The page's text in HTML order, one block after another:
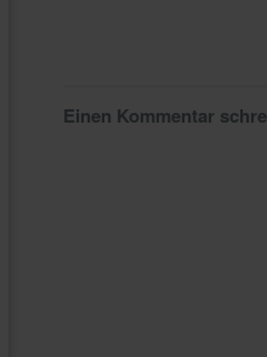
Einen Kommentar